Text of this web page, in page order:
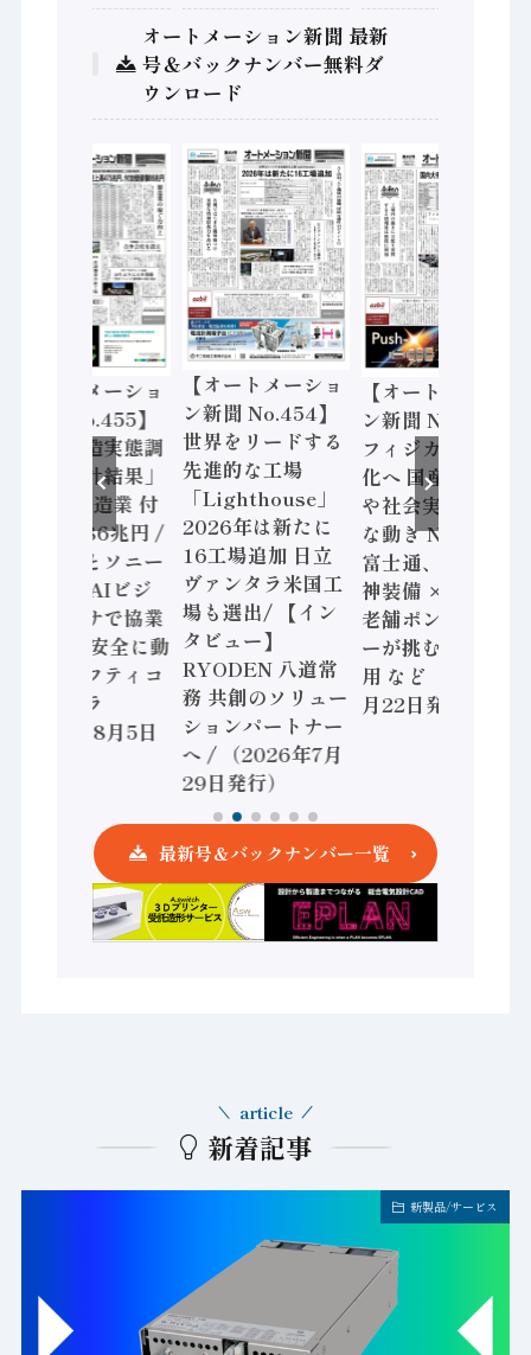
オートメーション新聞 最新
号＆バックナンバー無料ダ
ウンロード
【オートメーショ
ン新聞 No.455】
「経済構造実態調
査二次集計結果」
2024年製造業 付
加価値額86兆円 /
三菱電機とソニー
セミコン AIビジ
ョンセンサで協業
/ IDEC、安全に動
かすセーフティコ
ントローラ
（2026年8月5日
【オートメーショ
ン新聞 No.454】
世界をリードする
先進的な工場
「Lighthouse」
2026年は新たに
16工場追加 日立
ヴァンタラ米国工
場も選出/ 【イン
タビュー】
RYODEN 八道常
務 共創のソリュー
ションパートナー
へ / （2026年7月
29日発行）
【オートメーショ
ン新聞 No.453】
フィジカルAI本格
化へ 国産AI開発
や社会実装に活発
な動き Noetra、
富士通、日立 / 兵
神装備 × HMS、
老舗ポンプメーカ
ーが挑むデータ活
用 など（2026年7
月22日発行）
最新号＆バックナンバー一覧
新着記事
article
新製品/サービス